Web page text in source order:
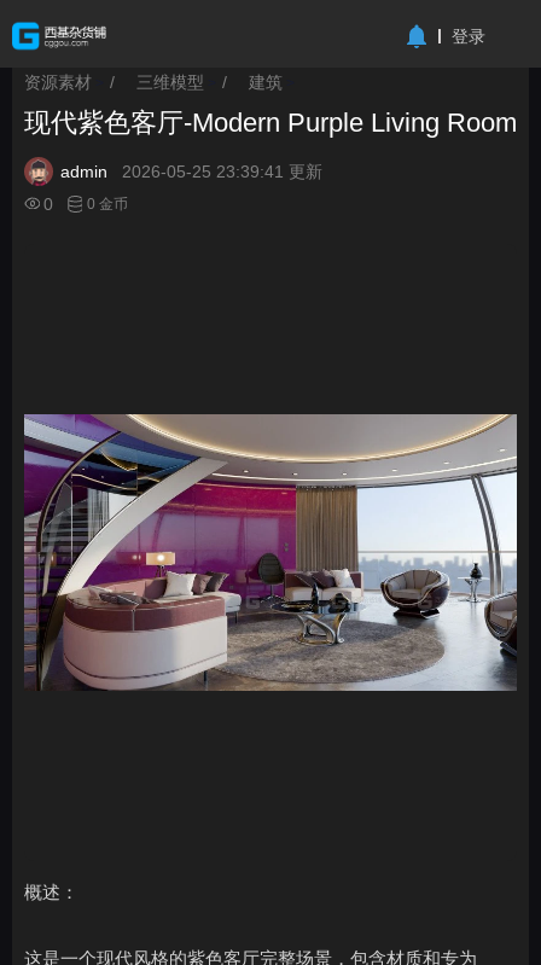
登录
资源素材 / 三维模型 / 建筑
现代紫色客厅-Modern Purple Living Room
admin
2026-05-25 23:39:41 更新
0
0 金币
概述：
这是一个现代风格的紫色客厅完整场景，包含材质和专为